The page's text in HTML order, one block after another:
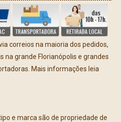
correios na maioria dos pedidos,
na grande Florianópolis e grandes
Mais informações leia
e marca são de propriedade de